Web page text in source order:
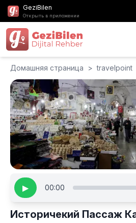
GeziBilen
Открыть в приложении
Домашняя страница > travelpoint
▶ 00:00
Историчекий Пассаж